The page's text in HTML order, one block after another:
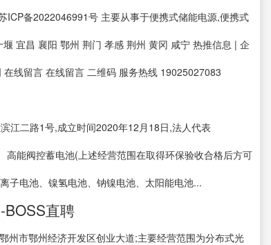
备2022046991号 主要从事于便携式储能电源,便携式
宜昌 襄阳 鄂州 荆门 孝感 荆州 黄冈 咸宁 热推信息 | 企
线留言 在线留言 二维码 服务热线 19025027083
江二路1号,成立时间2020年12月18日,法人代表
能阀控蓄电池(上述经营范围在取得环保验收合格后方可
子电池、镍氢电池、钠镍电池、太阳能电池...
BOSS直聘
州市鄂州经济开发区创业大道;主要经营范围为分布式光